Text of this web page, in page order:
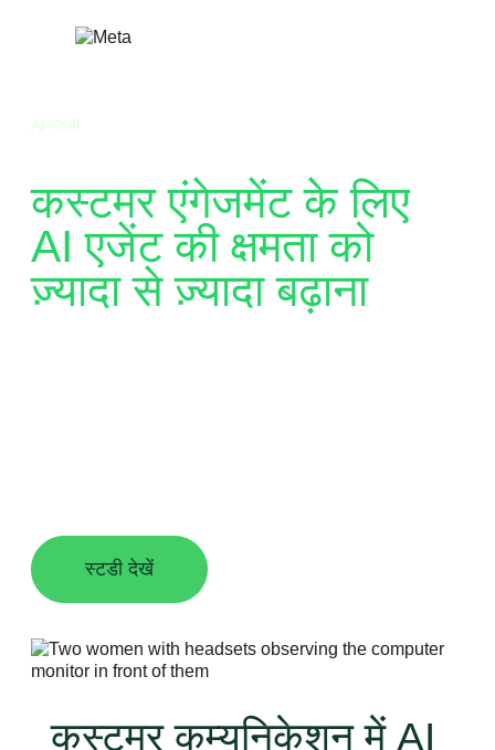
AI स्टडी
कस्टमर एंगेजमेंट के लिए
AI एजेंट की क्षमता को
ज़्यादा से ज़्यादा बढ़ाना
स्टडी देखें
कस्टमर कम्युनिकेशन में AI